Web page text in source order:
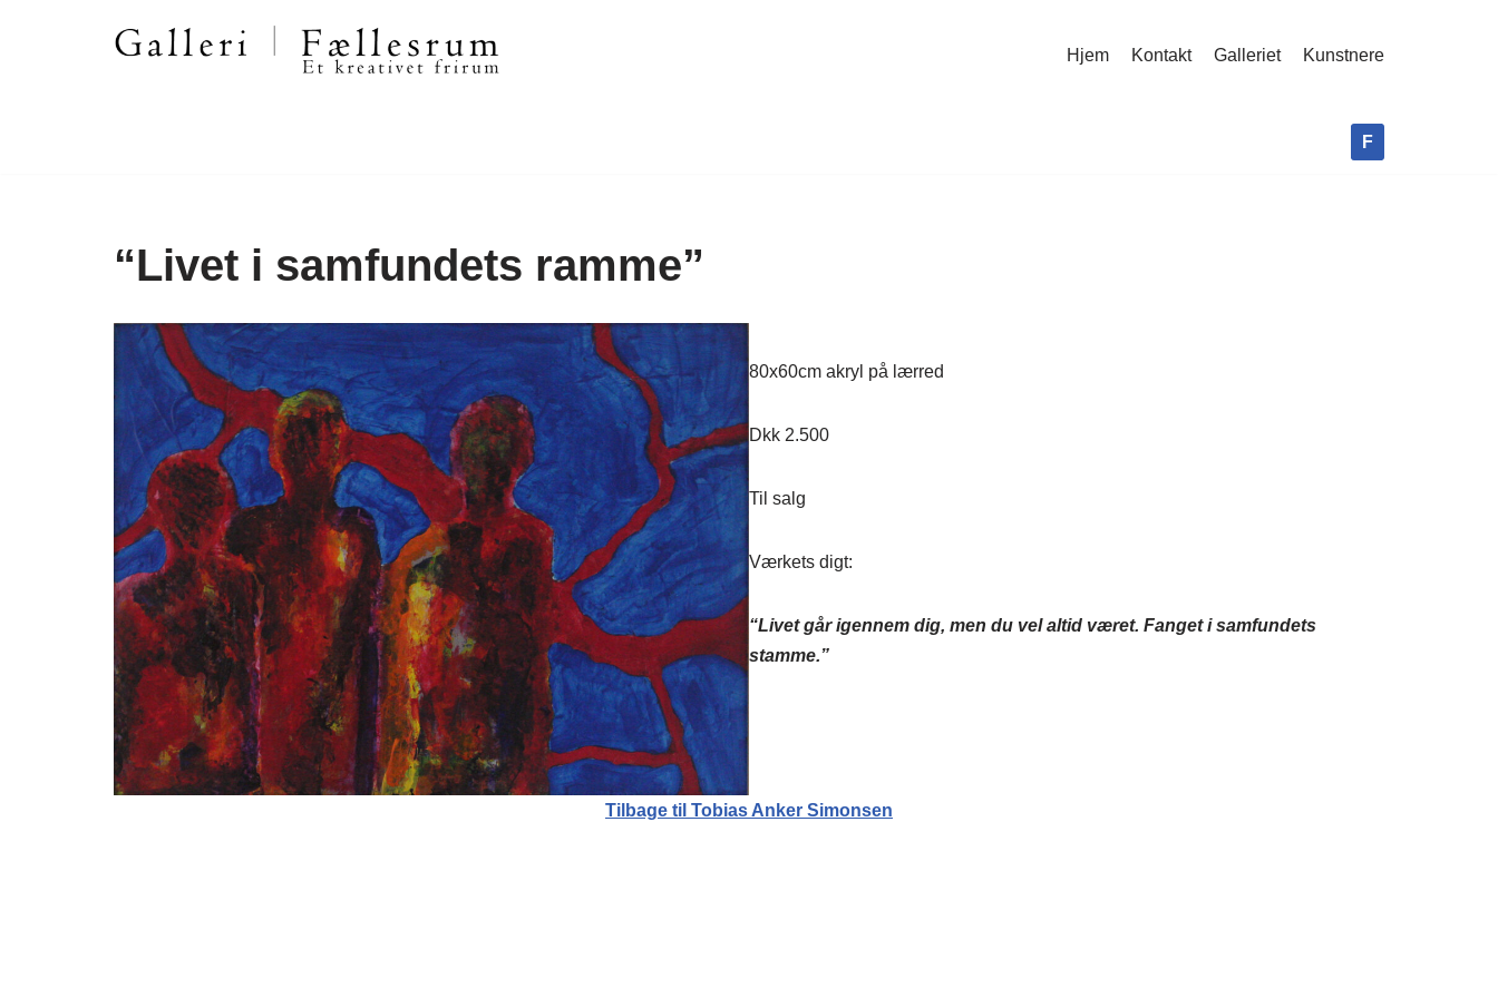
Hjem Kontakt Galleriet Kunstnere
F
“Livet i samfundets ramme”
80x60cm akryl på lærred
Dkk 2.500
Til salg
Værkets digt:
“Livet går igennem dig, men du vel altid været. Fanget i samfundets
stamme.”
Tilbage til Tobias Anker Simonsen